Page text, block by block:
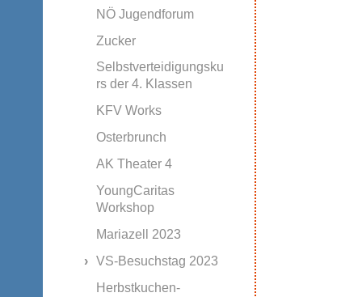
NÖ Jugendforum
Zucker
Selbstverteidigungsku
rs der 4. Klassen
KFV Works
Osterbrunch
AK Theater 4
YoungCaritas
Workshop
Mariazell 2023
VS-Besuchstag 2023
Herbstkuchen-